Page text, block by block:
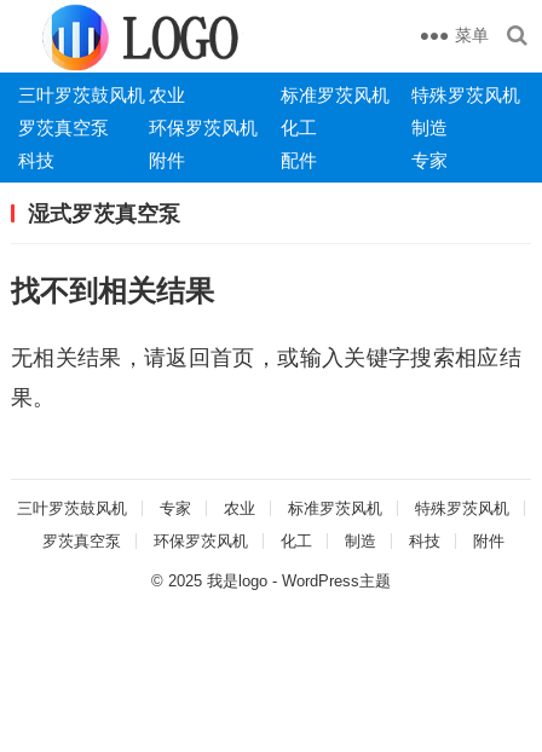
菜单
三叶罗茨鼓风机农业 标准罗茨风机
特殊罗茨风机
罗茨真空泵
环保罗茨风机 化工
制造
科技
附件 配件 专家
湿式罗茨真空泵
找不到相关结果
无相关结果，请返回首页，或输入关键字搜索相应结
果。
三叶罗茨鼓风机 专家 农业 标准罗茨风机
特殊罗茨风机
罗茨真空泵
环保罗茨风机 化工 制造 科技 附件
© 2025 我是logo- WordPress主题